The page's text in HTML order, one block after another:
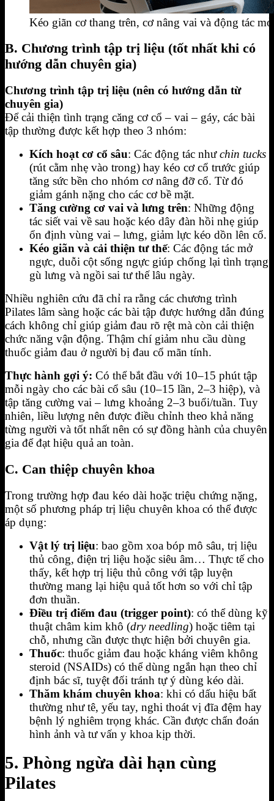
Kéo giãn cơ thang trên, cơ nâng vai và động tác
B. Chương trình tập trị liệu (tốt nhất khi có
hướng dẫn chuyên gia)
Chương trình tập trị liệu (nên có hướng dẫn từ
chuyên gia)
Để cải thiện tình trạng căng cơ cổ – vai – gáy, các bài
tập thường được kết hợp theo 3 nhóm:
Kích hoạt cơ cổ sâu: Các động tác nhưchin tucks
(rút cằm nhẹ vào trong) hay kéo cơ cổ trước giúp
tăng sức bền cho nhóm cơ nâng đỡ cổ. Từ đó
giảm gánh nặng cho các cơ bề mặt.
Tăng cường cơ vai và lưng trên: Những động
tác siết vai về sau hoặc kéo dây đàn hồi nhẹ giúp
ổn định vùng vai – lưng, giảm lực kéo dồn lên cổ.
Kéo giãn và cải thiện tư thế: Các động tác mở
ngực, duỗi cột sống ngực giúp chống lại tình trạng
gù lưng và ngồi sai tư thế lâu ngày.
Nhiều nghiên cứu đã chỉ ra rằng các chương trình
Pilates lâm sàng hoặc các bài tập được hướng dẫn đúng
cách không chỉ giúp giảm đau rõ rệt mà còn cải thiện
chức năng vận động. Thậm chí giảm nhu cầu dùng
thuốc giảm đau ở người bị đau cổ mãn tính.
Thực hành gợi ý: Có thể bắt đầu với 10–15 phút tập
mỗi ngày cho các bài cổ sâu (10–15 lần, 2–3 hiệp), và
tập tăng cường vai – lưng khoảng 2–3 buổi/tuần. Tuy
nhiên, liều lượng nên được điều chỉnh theo khả năng
từng người và tốt nhất nên có sự đồng hành của chuyên
gia để đạt hiệu quả an toàn.
C. Can thiệp chuyên khoa
Trong trường hợp đau kéo dài hoặc triệu chứng nặng,
một số phương pháp trị liệu chuyên khoa có thể được
áp dụng:
Vật lý trị liệu: bao gồm xoa bóp mô sâu, trị liệu
thủ công, điện trị liệu hoặc siêu âm… Thực tế cho
thấy, kết hợp trị liệu thủ công với tập luyện
thường mang lại hiệu quả tốt hơn so với chỉ tập
đơn thuần.
Điều trị điểm đau (trigger point): có thể dùng kỹ
thuật châm kim khô (dry needling) hoặc tiêm tại
chỗ, nhưng cần được thực hiện bởi chuyên gia.
Thuốc: thuốc giảm đau hoặc kháng viêm không
steroid (NSAIDs) có thể dùng ngắn hạn theo chỉ
định bác sĩ, tuyệt đối tránh tự ý dùng kéo dài.
Thăm khám chuyên khoa: khi có dấu hiệu bất
thường như tê, yếu tay, nghi thoát vị đĩa đệm hay
bệnh lý nghiêm trọng khác. Cần được chẩn đoán
hình ảnh và tư vấn y khoa kịp thời.
5. Phòng ngừa dài hạn cùng
Pilates